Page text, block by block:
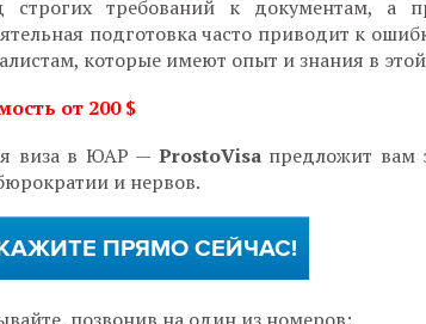
строгих требований к документам, а
подготовка часто приводит к
которые имеют опыт и знания в
от 200 $
виза в ЮАР — ProstoVisaпредложит вам
и нервов.
ПРЯМО СЕЙЧАС!